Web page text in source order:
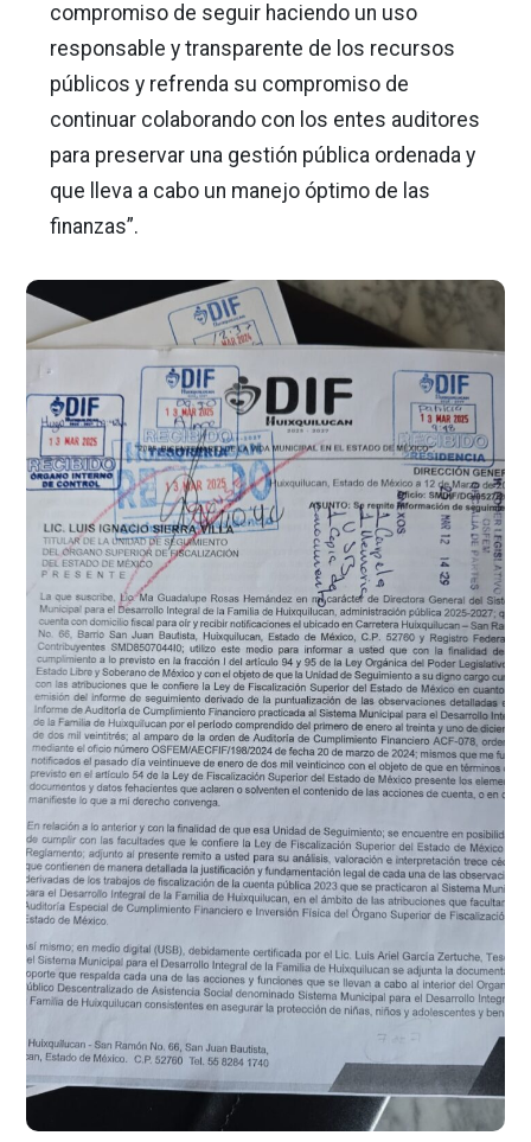
compromiso de seguir haciendo un uso
responsable y transparente de los recursos
públicos y refrenda su compromiso de
continuar colaborando con los entes auditores
para preservar una gestión pública ordenada y
que lleva a cabo un manejo óptimo de las
finanzas”.